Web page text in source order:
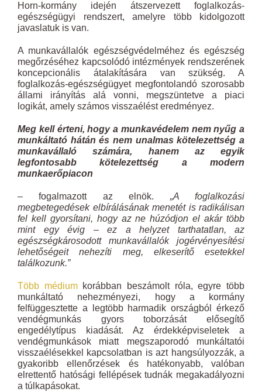
Horn-kormány idején átszervezett foglalkozás-
egészségügyi rendszert, amelyre több kidolgozott
javaslatuk is van.
A munkavállalók egészségvédelméhez és egészség
megőrzéséhez kapcsolódó intézmények rendszerének
koncepcionális átalakítására van szükség. A
foglalkozás-egészségügyet megfontolandó szorosabb
állami irányítás alá vonni, megszüntetve a piaci
logikát, amely számos visszaélést eredményez.
Meg kell érteni, hogy a munkavédelem nem nyűg a
munkáltató hátán és nem unalmas kötelezettség a
munkavállaló számára, hanem az egyik
legfontosabb kötelezettség a modern
munkaerőpiacon
– fogalmazott az elnök. „A foglalkozási
megbetegedések elbírálásának menetét is radikálisan
fel kell gyorsítani, hogy az ne húzódjon el akár több
mint egy évig – ez a helyzet tarthatatlan, az
egészségkárosodott munkavállalók jogérvényesítési
lehetőségeit nehezíti meg, elkeserítő esetekkel
találkozunk.”
Több médiumkorábban beszámolt róla, egyre több
munkáltató nehezményezi, hogy a kormány
felfüggesztette a legtöbb harmadik országból érkező
vendégmunkás gyors toborzását elősegítő
engedélytípus kiadását. Az érdekképviseletek a
vendégmunkások miatt megszaporodó munkáltatói
visszaélésekkel kapcsolatban is azt hangsúlyozzák, a
gyakoribb ellenőrzések és hatékonyabb, valóban
elrettentő hatósági fellépések tudnák megakadályozni
a túlkapásokat.